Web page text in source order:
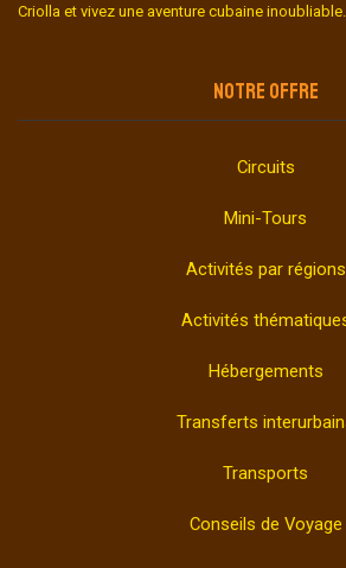
Criolla et vivez une aventure cubaine inoubliable.
NOTRE OFFRE
Circuits
Mini-Tours
Activités par régions
Activités
Hébergements
Transferts
Transports
Conseils de Voyage